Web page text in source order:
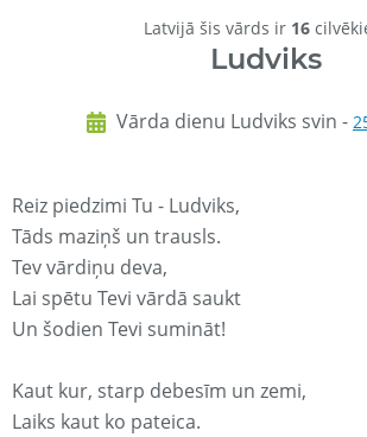
Latvijā šis vārds ir 16
Ludviks
Vārda dienu Ludviks svin -
Reiz piedzimi Tu - Ludviks,
Tāds maziņš un trausls.
Tev vārdiņu deva,
Lai spētu Tevi vārdā saukt
Un šodien Tevi sumināt!
Kaut kur, starp debesīm un zemi,
Laiks kaut ko pateica.